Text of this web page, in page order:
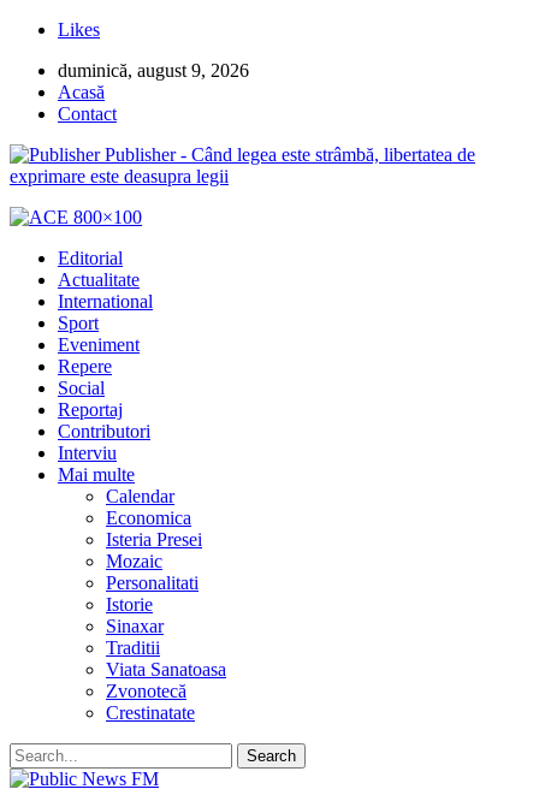
Likes
duminică, august 9, 2026
Acasă
Contact
Publisher - Când legea este strâmbă, libertatea de
exprimare este deasupra legii
Editorial
Actualitate
International
Sport
Eveniment
Repere
Social
Reportaj
Contributori
Interviu
Mai multe
Calendar
Economica
Isteria Presei
Mozaic
Personalitati
Istorie
Sinaxar
Traditii
Viata Sanatoasa
Zvonotecă
Crestinatate